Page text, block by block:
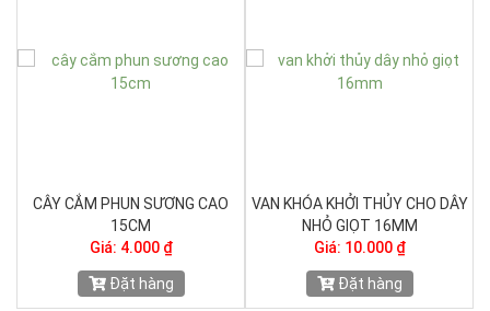
CÂY CẮM PHUN SƯƠNG CAO
15CM
Giá: 4.000 ₫
Đặt hàng
VAN KHÓA KHỞI THỦY CHO DÂY
NHỎ GIỌT 16MM
Giá: 10.000 ₫
Đặt hàng